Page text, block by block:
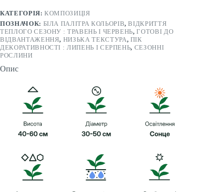
Fama
White
кількість
КАТЕГОРІЯ:КОМПОЗИЦІЯ
ПОЗНАЧОК: БІЛА ПАЛІТРА КОЛЬОРІВ,ВІДКРИТТЯ
ТЕПЛОГО СЕЗОНУ : ТРАВЕНЬ І ЧЕРВЕНЬ,ГОТОВІ ДО
ВІДВАНТАЖЕННЯ, НИЗЬКА ТЕКСТУРА, ПІК
ДЕКОРАТИВНОСТІ : ЛИПЕНЬ І СЕРПЕНЬ, СЕЗОННІ
РОСЛИНИ
Опис